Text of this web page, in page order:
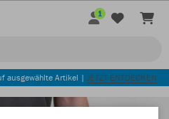
1
ausgewählte Artikel | JETZT ENTDECKEN